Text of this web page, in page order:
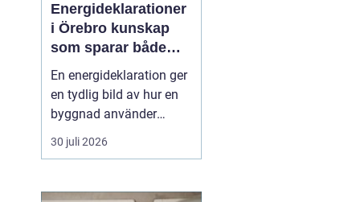
Energideklarationer
i Örebro kunskap
som sparar både
energi och pengar
En energideklaration ger
en tydlig bild av hur en
byggnad använder
energi. Den visar hur
mycket energi som går
varmvatten och
30 juli 2026